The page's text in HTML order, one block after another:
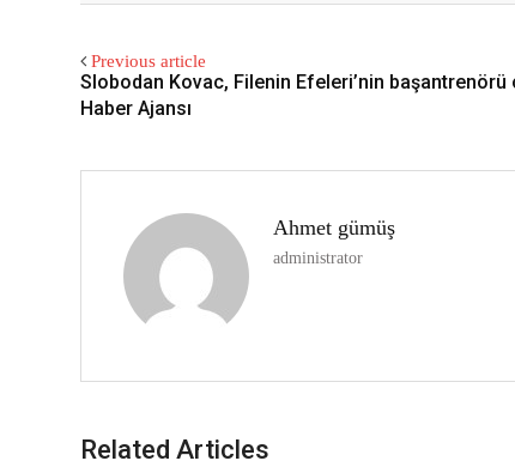
Previous article
Slobodan Kovac, Filenin Efeleri’nin başantrenörü
Haber Ajansı
Ahmet gümüş
administrator
Related Articles